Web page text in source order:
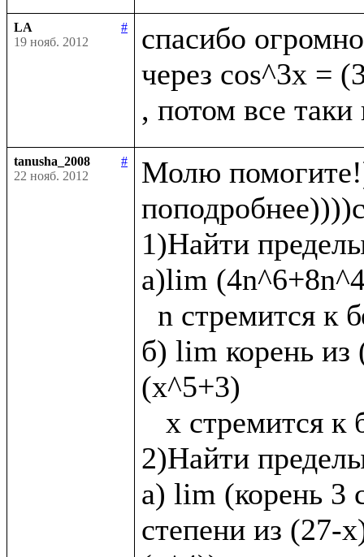
LA
#
19 нояб. 2012
спасибо
через cos^3x =
tanusha_2008
#
22 нояб. 2012
Молю
1)Найти
а)lim
б) lim корень из
(x^5+3)
2)Найти
а) lim (корень 3
степени из (27-